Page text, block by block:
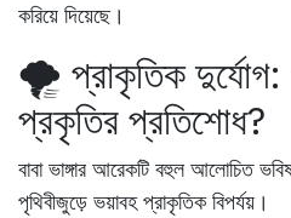
করিয়ে দিয়েছে।
🌪️ প্রাকৃতিক দুর্যোগ:
প্রকৃতির প্রতিশোধ?
বাবা ভাঙ্গার আরেকটি বহুল আলোচিত
পৃথিবীজুড়ে ভয়াবহ প্রাকৃতিক বিপর্যয় ।